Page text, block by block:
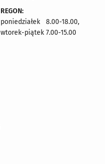
REGON:
poniedziałek 8.00-18.00,
wtorek-piątek 7.00-15.00